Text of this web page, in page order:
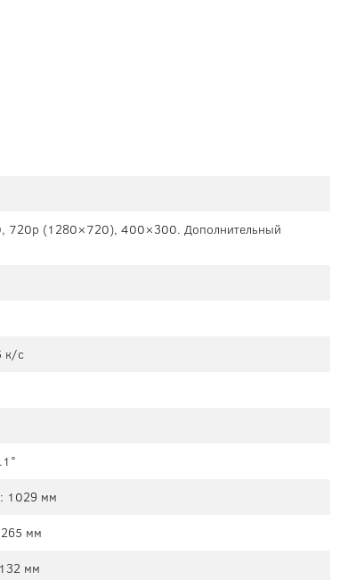
720p (1280×720), 400×300. Дополнительный
к/с
1029 мм
мм
мм